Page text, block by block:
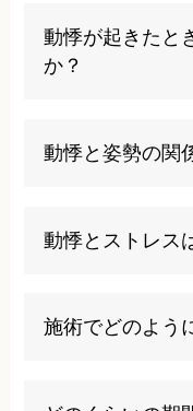
動悸が起きたと
か？
ょう。深呼吸を意
くことで、自律神
痛や息苦しさを伴
診してください。
動悸と姿勢の関
などの前傾姿勢で
の働きに影響を与
のバランスを崩す
臓の働きを調整す
す。当院では、姿
動悸とストレス
レスを感じると、
臓の鼓動が速くな
よる筋肉の緊張は
施術でどのよう
動域を広げます。